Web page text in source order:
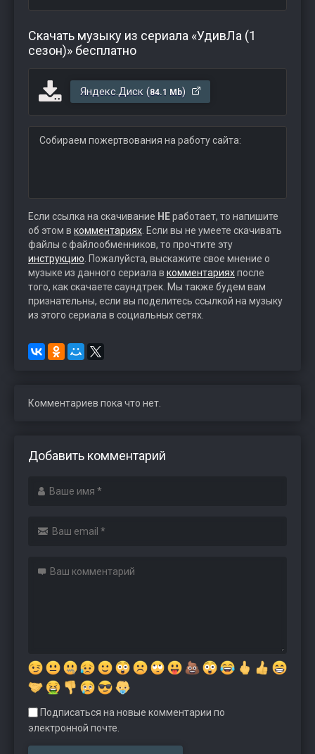
Скачать музыку из сериала «УдивЛа (1
сезон)» бесплатно
Яндекс.Диск (84.1 Mb)
Собираем пожертвования на работу сайта:
Если ссылка на скачивание НЕработает, то напишите
об этом в комментариях . Если вы не умеете скачивать
файлы с файлообменников, то прочтите эту
инструкцию . Пожалуйста, выскажите свое мнение о
музыке из данного сериала в комментарияхпосле
того, как скачаете саундтрек. Мы также будем вам
признательны, если вы поделитесь ссылкой на музыку
из этого сериала в социальных сетях.
Комментариев пока что нет.
Добавить комментарий
Подписаться на новые комментарии по
электронной почте.